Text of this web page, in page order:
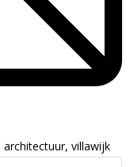
architectuur, villawijk